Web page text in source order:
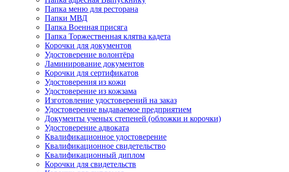
Папка меню для ресторана
Папки МВД
Папка Военная присяга
Папка Торжественная клятва кадета
Корочки для документов
Удостоверение волонтёра
Ламинирование документов
Корочки для сертификатов
Удостоверения из кожи
Удостоверение из кожзама
Изготовление удостоверений на заказ
Удостоверение выдаваемое предприятием
Документы ученых степеней (обложки и корочки)
Удостоверение адвоката
Квалификационное удостоверение
Квалификационное свидетельство
Квалификационный диплом
Корочки для свидетельств